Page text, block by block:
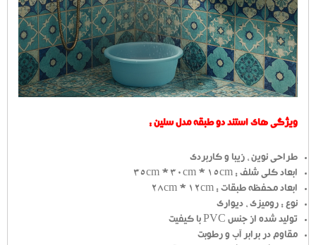
ویژگی های استند دو طبقه مدل سلین :
طراحی نوین ، زیبا و کاربردی
ابعاد کلی شلف : 35cm * 30cm * 15cm
ابعاد محفظه طبقات : 28cm * 12cm
نوع : رومیزی ، دیواری
تولید شده از جنس PVC با کیفیت
مقاوم در برابر آب و رطوبت